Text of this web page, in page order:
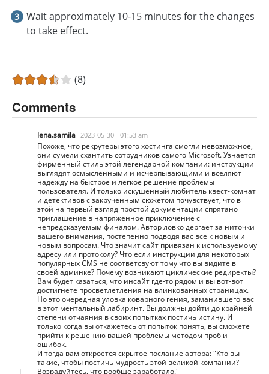
Wait approximately 10-15 minutes for the changes
to take effect.
(8)
Comments
lena.samila 2023-05-30 - 01:53 am
Похоже, что рекрутеры этого хостинга смогли невозможное,
они сумели схантить сотрудников самого Microsoft. Узнается
фирменный стиль этой легендарной компании: инструкции
выглядят осмысленными и исчерпывающими и вселяют
надежду на быстрое и легкое решение проблемы
пользователя. И только искушенный любитель квест-комнат
и детективов с закрученным сюжетом почувствует, что в
этой на первый взгляд простой документации спрятано
приглашение в напряженное приключение с
непредсказуемым финалом. Автор ловко дергает за ниточки
вашего внимания, постепенно подводя вас все к новым и
новым вопросам. Что значит сайт привязан к используемому
адресу или протоколу? Что если инструкции для некоторых
популярных CMS не соответсвуют тому что вы видите в
своей админке? Почему возникают циклические редиректы?
Вам будет казаться, что инсайт где-то рядом и вы вот-вот
достигнете просветлетления на влинкованных страницах.
Но это очередная уловка коварного гения, заманившего вас
в этот ментальный лабиринт. Вы должны дойти до крайней
степени отчаяния в своих попытках постичь истину. И
только когда вы откажетесь от попыток понять, вы сможете
прийти к решению вашей проблемы методом проб и
ошибок.
И тогда вам откроется скрытое послание автора: "Кто вы
такие, чтобы постичь мудрость этой великой компании?
Возрадуйтесь, что вообще заработало."